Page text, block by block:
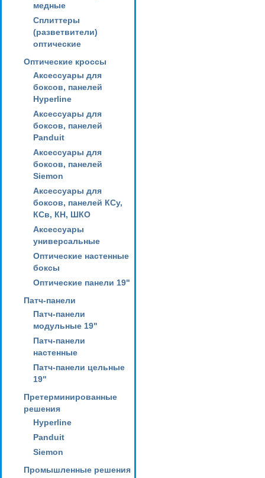
медные
Сплиттеры
(разветвители)
оптические
Оптические кроссы
Аксессуары для
боксов, панелей
Hyperline
Аксессуары для
боксов, панелей
Panduit
Аксессуары для
боксов, панелей
Siemon
Аксессуары для
боксов, панелей КСу,
КСв, КН, ШКО
Аксессуары
универсальные
Оптические настенные
боксы
Оптические панели 19"
Патч-панели
Патч-панели
модульные 19"
Патч-панели
настенные
Патч-панели цельные
19"
Претерминированные
решения
Hyperline
Panduit
Siemon
Промышленные решения